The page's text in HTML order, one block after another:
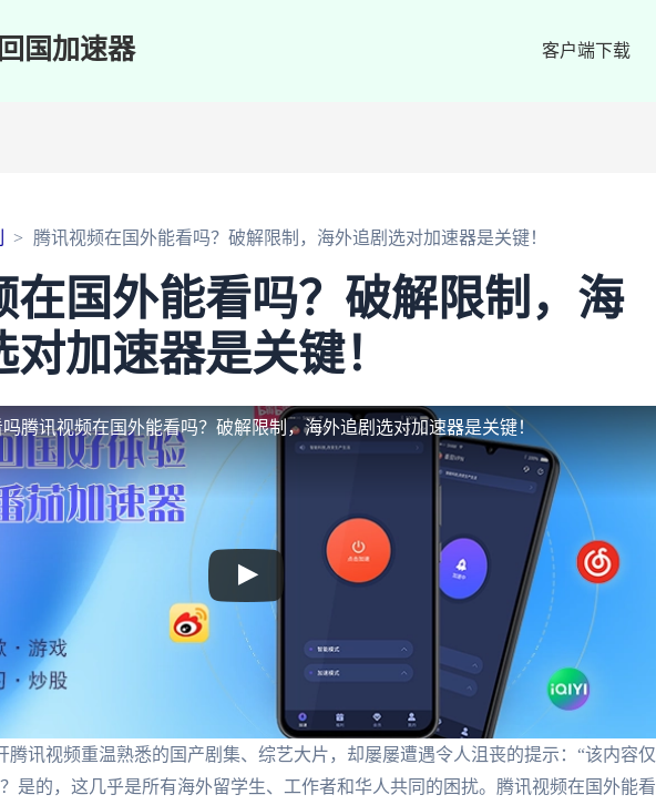
回国加速器 客户端下载
腾讯视频在国外能看吗？破解限制，海外追剧选对加速器是关键！
在国外能看吗？破解限制，海
加速器是关键！
腾讯视频在国外能看吗？破解限制，海外追剧选对加速器是关键！
腾讯视频重温熟悉的国产剧集、综艺大片，却屡屡遭遇令人沮丧的提示：“该内容仅
是的，这几乎是所有海外留学生、工作者和华人共同的困扰。腾讯视频在国外能看